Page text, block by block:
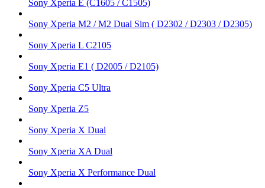
Sony Xperia E (C1605 / C1505)
Sony Xperia M2 / M2 Dual Sim ( D2302 / D2303 / D2305)
Sony Xperia L C2105
Sony Xperia E1 ( D2005 / D2105)
Sony Xperia C5 Ultra
Sony Xperia Z5
Sony Xperia X Dual
Sony Xperia XA Dual
Sony Xperia X Performance Dual